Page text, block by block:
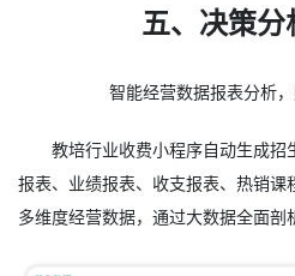
五、决策分
智能经营数据报表分析
教培行业收费小程序自动生成招
报表、业绩报表、收支报表、热销
多维度经营数据，通过大数据全面